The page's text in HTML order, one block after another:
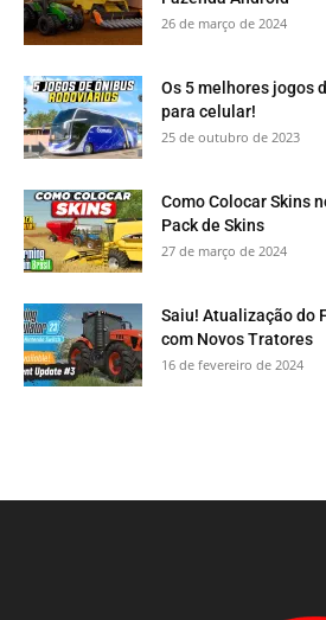
26 de março de 2024
Os 5 melhores jogos
para celular!
25 de outubro de 2023
Como Colocar Skins
Pack de Skins
27 de março de 2024
Saiu! Atualização do
com Novos Tratores
16 de fevereiro de 2024